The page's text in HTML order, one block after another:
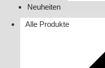
Neuheiten
Alle Produkte